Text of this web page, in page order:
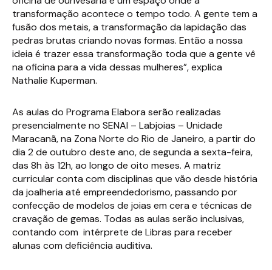
transformação acontece o tempo todo. A gente tem a
fusão dos metais, a transformação da lapidação das
pedras brutas criando novas formas. Então a nossa
ideia é trazer essa transformação toda que a gente vê
na oficina para a vida dessas mulheres”, explica
Nathalie Kuperman.
As aulas do Programa Elabora serão realizadas
presencialmente no SENAI – Labjoias – Unidade
Maracanã, na Zona Norte do Rio de Janeiro, a partir do
dia 2 de outubro deste ano, de segunda a sexta-feira,
das 8h às 12h, ao longo de oito meses. A matriz
curricular conta com disciplinas que vão desde história
da joalheria até empreendedorismo, passando por
confecção de modelos de joias em cera e técnicas de
cravação de gemas. Todas as aulas serão inclusivas,
contando com intérprete de Libras para receber
alunas com deficiência auditiva.